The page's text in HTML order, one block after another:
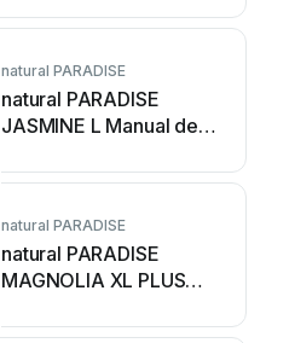
natural PARADISE
natural PARADISE
JASMINE L Manual de
natural PARADISE
natural PARADISE
MAGNOLIA XL PLUS